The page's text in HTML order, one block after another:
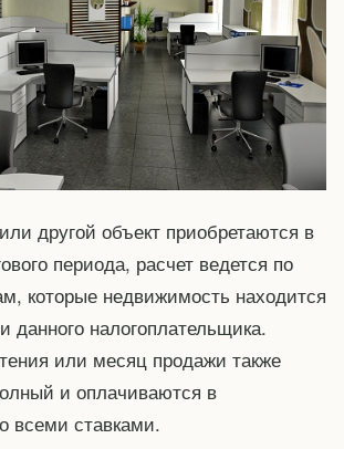
другой объект приобретаются в
периода, расчет ведется по
которые недвижимость находится
данного налогоплательщика.
или месяц продажи также
и оплачиваются в
всеми ставками.